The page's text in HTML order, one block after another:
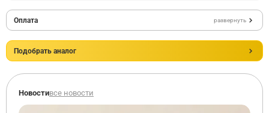
Оплата развернуть
Подобрать аналог
Новостивсе новости